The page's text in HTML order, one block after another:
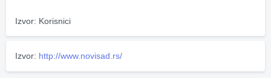
Izvor: Korisnici
Izvor: http://www.novisad.rs/